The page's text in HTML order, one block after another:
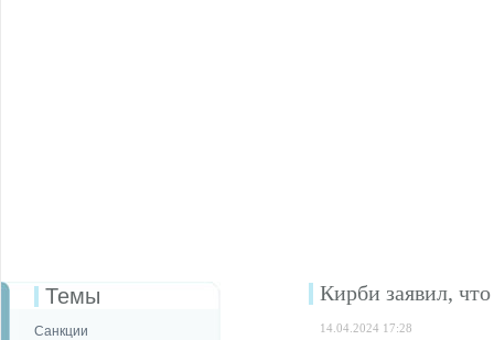
Темы
Санкции
Кирби заявил,
14.04.2024 17:28